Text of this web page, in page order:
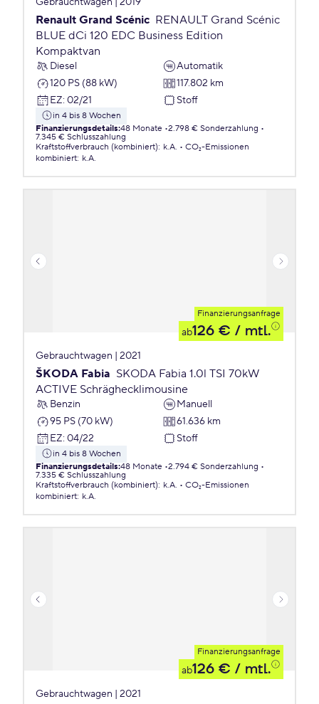
Renault Grand Scénic RENAULT Grand Scénic
BLUE dCi 120 EDC Business Edition
Kompaktvan
Diesel
Automatik
120 PS (88 kW)
117.802 km
EZ: 02/21 Stoff
in 4 bis 8 Wochen
Finanzierungsdetails:48 Monate 2.798 € Sonderzahlung
7.345 € Schlusszahlung
Kraftstoffverbrauch (kombiniert): k.A.
CO₂-Emissionen
kombiniert: k.A.
Finanzierungsanfrage
ab126 € / mtl.
Gebrauchtwagen | 2021
ŠKODA Fabia SKODA Fabia 1.0l TSI 70kW
ACTIVE Schräghecklimousine
Benzin
Manuell
95 PS (70 kW)
61.636 km
EZ: 04/22 Stoff
in 4 bis 8 Wochen
Finanzierungsdetails:48 Monate 2.794 € Sonderzahlung
7.335 € Schlusszahlung
Kraftstoffverbrauch (kombiniert): k.A.
CO₂-Emissionen
kombiniert: k.A.
Finanzierungsanfrage
ab126 € / mtl.
Gebrauchtwagen | 2021